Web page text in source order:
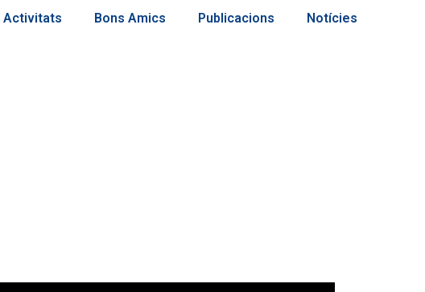
Activitats Bons Amics Publicacions Notícies